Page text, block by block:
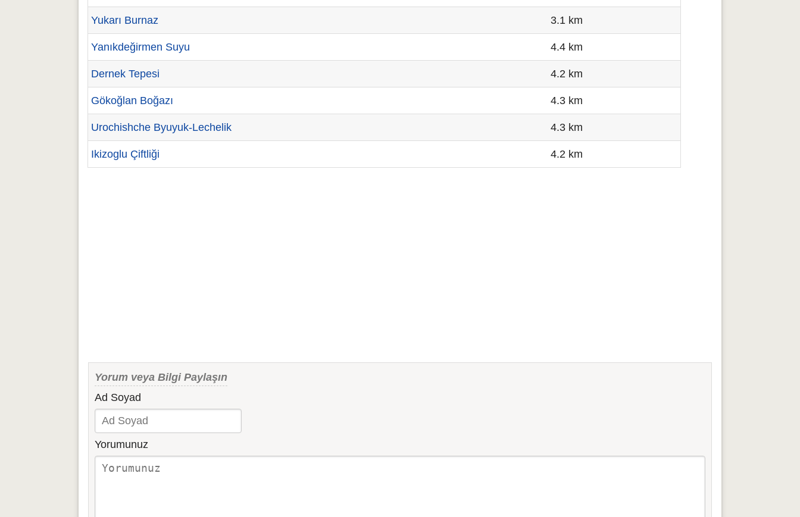
Yukarı Burnaz 3.1 km
Yanıkdeğirmen Suyu 4.4 km
Dernek Tepesi 4.2 km
Gökoğlan Boğazı 4.3 km
Urochishche Byuyuk-Lechelik 4.3 km
Ikizoglu Çiftliği 4.2 km
Yorum veya Bilgi Paylaşın
Ad Soyad
Yorumunuz